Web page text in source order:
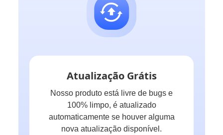
Atualização Grátis
Nosso produto está livre de bugs e
100% limpo, é atualizado
automaticamente se houver alguma
nova atualização disponível.